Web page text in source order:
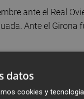
ante el Real
Ante el Girona
de octubre,
con el equipo
datos
cookies y